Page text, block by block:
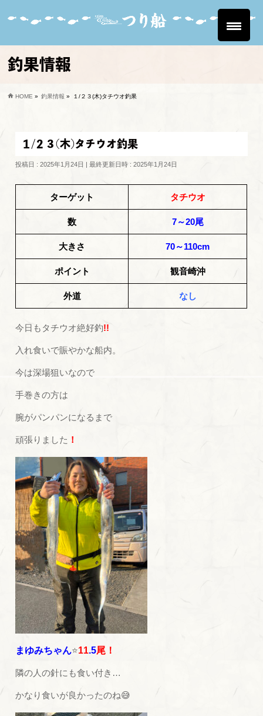
釣果情報
HOME » 釣果情報 » １/２３(木)タチウオ釣果
１/２３(木)タチウオ釣果
投稿日 : 2025年1月24日 最終更新日時 : 2025年1月24日
ターゲット タチウオ
数 7～20尾
大きさ 70～110cm
ポイント 観音崎沖
外道 なし
今日もタチウオ絶好釣!!
入れ食いで賑やかな船内。
今は深場狙いなので
手巻きの方は
腕がパンパンになるまで
頑張りました ！
まゆみちゃん⭐11.5尾！
隣の人の針にも食い付き…
かなり食いが良かったのね😅